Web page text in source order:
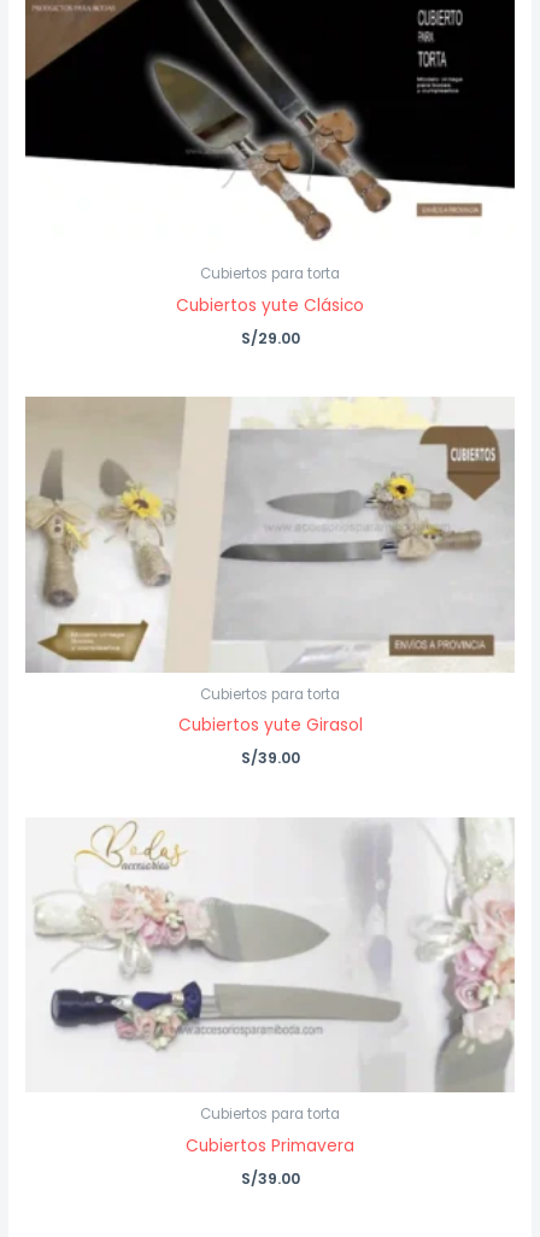
Cubiertos para torta
Cubiertos yute Clásico
S/29.00
Cubiertos para torta
Cubiertos yute Girasol
S/39.00
Cubiertos para torta
Cubiertos Primavera
S/39.00